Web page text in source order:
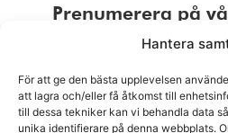
Hantera
För att ge den bästa upplevelsen
att lagra och/eller få åtkomst till
till dessa tekniker kan vi behandla data
unika identifierare på denna webbplats.
Prenumerera på